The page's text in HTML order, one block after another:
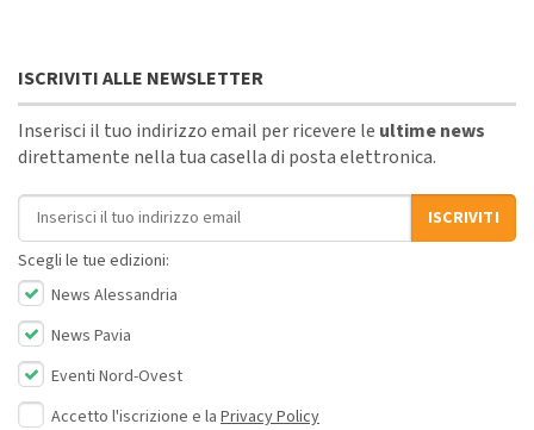
ISCRIVITI ALLE NEWSLETTER
Inserisci il tuo indirizzo email per ricevere le ultime news
direttamente nella tua casella di posta elettronica.
Indirizzo email
ISCRIVITI
Scegli le tue edizioni:
News Alessandria
News Pavia
Eventi Nord-Ovest
Accetto l'iscrizione e la Privacy Policy